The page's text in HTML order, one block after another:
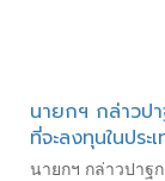
นายกฯ กล่าวปา
ที่จะลงทุนในประ
นายกฯ กล่าวปาฐ